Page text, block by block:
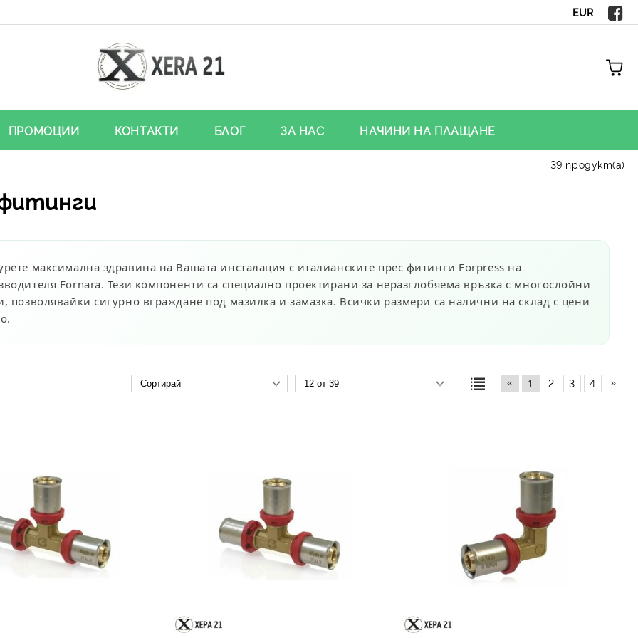
EUR
ПРОМОЦИИ КОНТАКТИ БЛОГ ЗА НАС НАЧИНИ НА ПЛАЩАНЕ
максимална здравина на Вашата инсталация с италианските прес фитинги Forpress на
Fornara. Тези компоненти са специално проектирани за неразглобяема връзка с многослойни
позволявайки сигурно вграждане под мазилка и замазка. Всички размери са налични на склад с цени
.
39 продукт(а)
« 1 2 3 4 »